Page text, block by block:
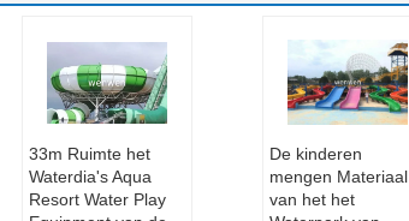
33m Ruimte het
Waterdia's Aqua
Resort Water Play
De kinderen
mengen Materiaal
van het het